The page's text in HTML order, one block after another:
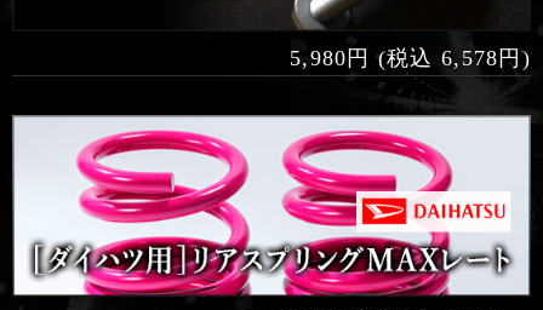
5,980円 (税込 6,578円)